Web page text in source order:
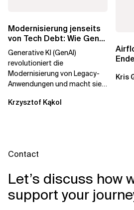
Modernisierung jenseits
von Tech Debt: Wie GenAI
die
Unternehmenstransformation...
Generative KI (GenAI)
revolutioniert die
Modernisierung von Legacy-
Anwendungen und macht sie
Durch die Automatisierung...
Krzysztof Kąkol
Kris
Contact
Let’s discuss how
support your